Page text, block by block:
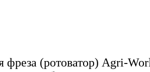
фреза (ротоватор) Agri-